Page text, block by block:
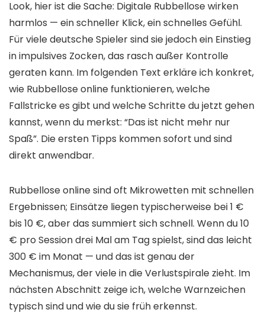
Look, hier ist die Sache: Digitale Rubbellose wirken
harmlos — ein schneller Klick, ein schnelles Gefühl.
Für viele deutsche Spieler sind sie jedoch ein Einstieg
in impulsives Zocken, das rasch außer Kontrolle
geraten kann. Im folgenden Text erkläre ich konkret,
wie Rubbellose online funktionieren, welche
Fallstricke es gibt und welche Schritte du jetzt gehen
kannst, wenn du merkst: “Das ist nicht mehr nur
Spaß”. Die ersten Tipps kommen sofort und sind
direkt anwendbar.
Rubbellose online sind oft Mikrowetten mit schnellen
Ergebnissen; Einsätze liegen typischerweise bei 1 €
bis 10 €, aber das summiert sich schnell. Wenn du 10
€ pro Session drei Mal am Tag spielst, sind das leicht
300 € im Monat — und das ist genau der
Mechanismus, der viele in die Verlustspirale zieht. Im
nächsten Abschnitt zeige ich, welche Warnzeichen
typisch sind und wie du sie früh erkennst.